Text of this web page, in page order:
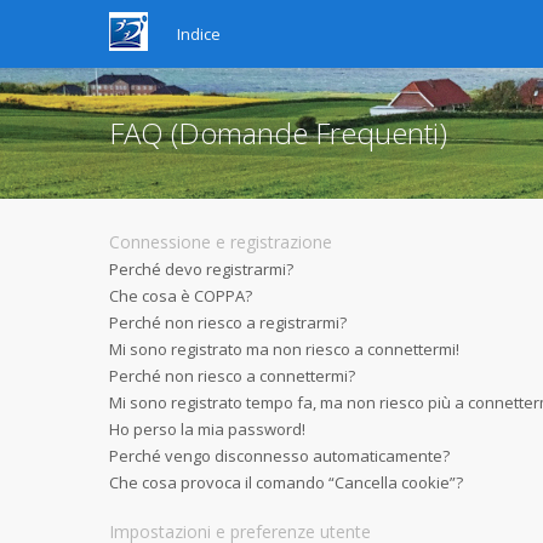
Indice
FAQ (Domande Frequenti)
Connessione e registrazione
Perché devo registrarmi?
Che cosa è COPPA?
Perché non riesco a registrarmi?
Mi sono registrato ma non riesco a connettermi!
Perché non riesco a connettermi?
Mi sono registrato tempo fa, ma non riesco più a
Ho perso la mia password!
Perché vengo disconnesso automaticamente?
Che cosa provoca il comando “Cancella cookie”?
Impostazioni e preferenze utente